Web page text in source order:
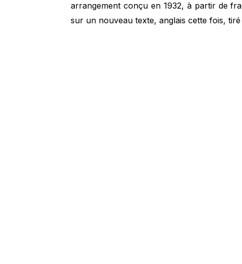
arrangement conçu en 1932, à partir de
sur un nouveau texte, anglais cette fois,